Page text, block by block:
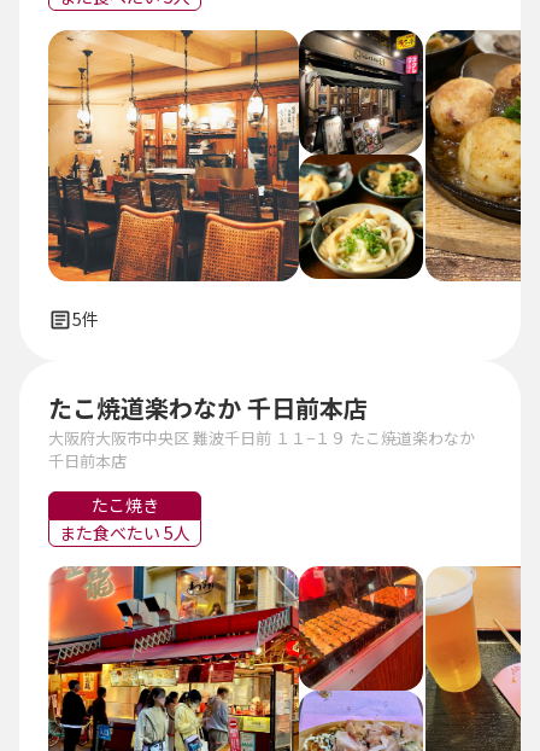
5件
たこ焼道楽わなか 千日前本店
大阪府大阪市中央区 難波千日前 １１−１９ たこ焼道楽わなか
千日前本店
たこ焼き
また食べたい 5人